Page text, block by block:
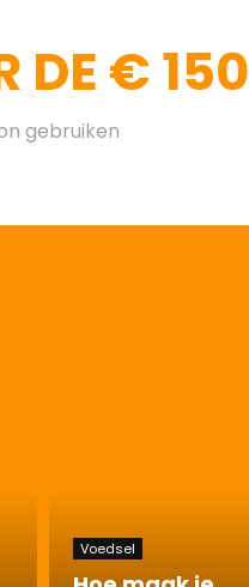
DE € 150
gebruiken
Voedsel